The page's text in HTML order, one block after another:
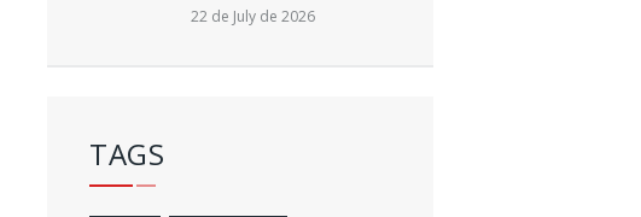
22 de July de 2026
TAGS